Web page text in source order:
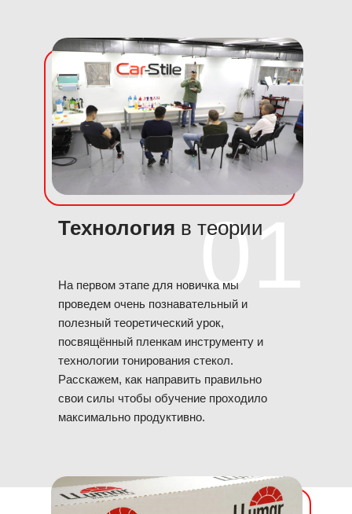
01
Технология в теории
На первом этапе для новичка мы
проведем очень познавательный и
полезный теоретический урок,
посвящённый пленкам инструменту и
технологии тонирования стекол.
Расскажем, как направить правильно
свои силы чтобы обучение проходило
максимально продуктивно.